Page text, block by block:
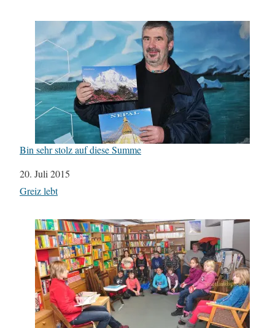
Bin sehr stolz auf diese Summe
Datum
20. Juli 2015
In Bezug auf
Greiz lebt